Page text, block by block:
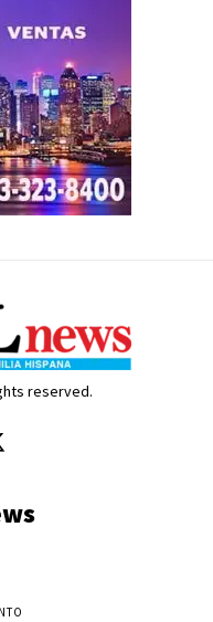
reserved.